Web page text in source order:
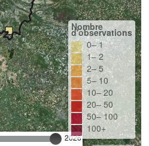
2026
Nombre
d'observations
0– 1
1– 2
2– 5
5– 10
10– 20
20– 50
50– 100
100+